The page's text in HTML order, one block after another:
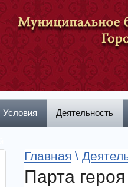
Условия Деятельность
Главная \
Парта героя